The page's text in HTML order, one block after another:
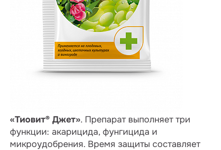
«Тиовит® Джет». Препарат выполняет три
функции: акарицида, фунгицида и
микроудобрения. Время защиты составляет